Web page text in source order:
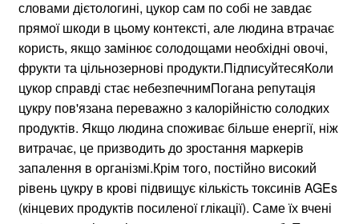
словами дієтологині, цукор сам по собі не завдає
прямої шкоди в цьому контексті, але людина втрачає
користь, якщо замінює солодощами необхідні овочі,
фрукти та цільнозернові продукти.ПідписуйтесяКоли
цукор справді стає небезпечнимПогана репутація
цукру пов'язана переважно з калорійністю солодких
продуктів. Якщо людина споживає більше енергії, ніж
витрачає, це призводить до зростання маркерів
запалення в організмі.Крім того, постійно високий
рівень цукру в крові підвищує кількість токсинів AGEs
(кінцевих продуктів посиленої глікації). Саме їх вчені